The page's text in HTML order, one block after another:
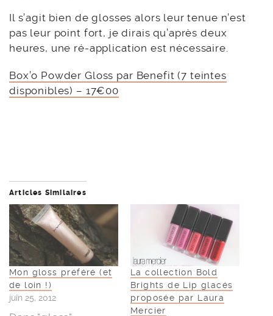
Il s’agit bien de glosses alors leur tenue n’est
pas leur point fort, je dirais qu’après deux
heures, une ré-application est nécessaire.
Box’o Powder Gloss par Benefit (7 teintes
disponibles) – 17€00
Articles Similaires
Mon gloss préféré (et
de loin !)
juin 25, 2012
La collection Bold
Brights de Lip glacés
proposée par Laura
Mercier